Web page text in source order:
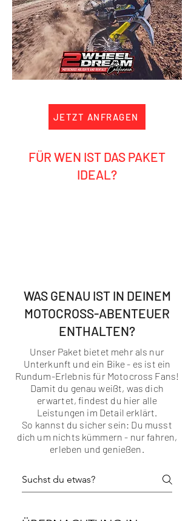
JETZT ANFRAGEN
FÜR WEN IST DAS PAKET
IDEAL?
WAS GENAU IST IN DEINEM
MOTOCROSS-ABENTEUER
ENTHALTEN?
Unser Paket bietet mehr als nur
Unterkunft und ein Bike - es ist ein
Rundum-Erlebnis für Motocross Fans!
Damit du genau weißt, was dich
erwartet, findest du hier alle
Leistungen im Detail erklärt.
So kannst du sicher sein: Du musst
dich um nichts kümmern - nur fahren,
erleben und genießen.